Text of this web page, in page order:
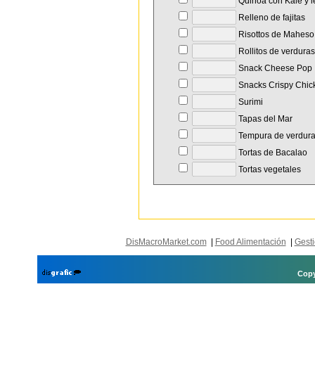
Relleno de fajitas
Risottos de Maheso
Rollitos de verduras
Snack Cheese Pop
Snacks Crispy
Surimi
Tapas del Mar
Tempura de
Tortas de Bacalao
Tortas vegetales
DisMacroMarket.com| Food Alimentación